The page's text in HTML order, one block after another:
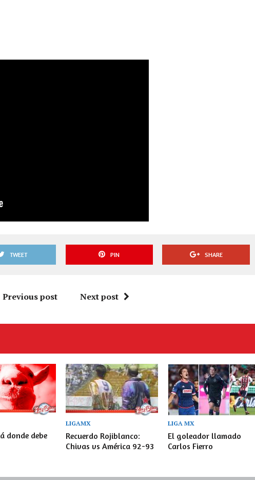
TWEET PIN SHARE
Previous post Next post
donde debe
LIGAMX
Recuerdo Rojiblanco:
Chivas vs América 92-93
LIGA MX
El goleador llamado
Carlos Fierro